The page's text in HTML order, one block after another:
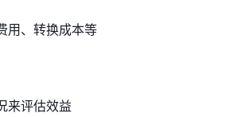
用、转换成本等
来评估效益